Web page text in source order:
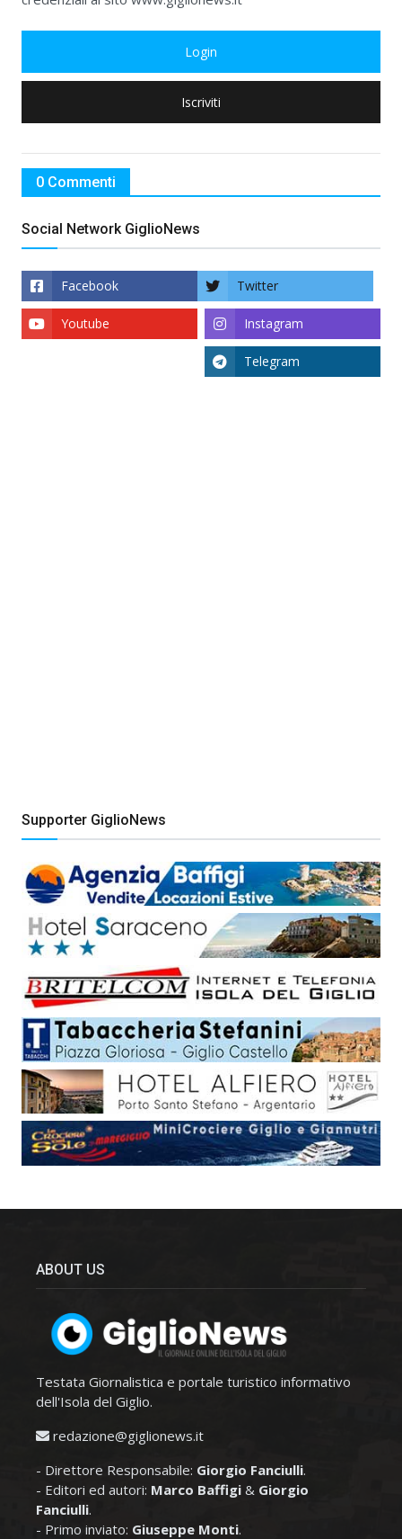
Login
Iscriviti
0 Commenti
Social Network GiglioNews
Facebook Twitter
Instagram
Youtube
Telegram
Supporter GiglioNews
ABOUT US
Testata Giornalistica e portale turistico informativo
dell'Isola del Giglio.
redazione@giglionews.it
- Direttore Responsabile: Giorgio Fanciulli.
- Editori ed autori: Marco Baffigi & Giorgio
Fanciulli.
- Primo inviato: Giuseppe Monti.